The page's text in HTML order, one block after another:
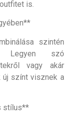
is.
szintén
Legyen szó
vagy akár
új színt visznek a
stílus**